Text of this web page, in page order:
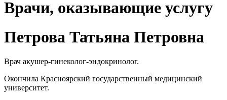
Врачи, оказывающие услугу
Петрова Татьяна Петровна
Врач акушер-гинеколог-эндокринолог.
Окончила Красноярский государственный медицинский
университет.